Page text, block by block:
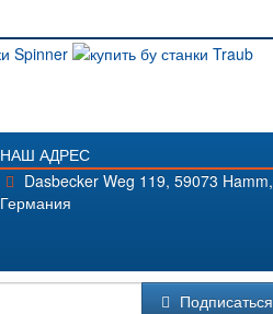
НАШ АДРЕС
Dasbecker Weg 119, 59073 Hamm,
Германия
Подписаться